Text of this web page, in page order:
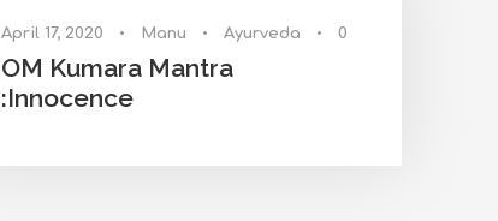
April 17, 2020 • Manu • Ayurveda • 0
OM Kumara Mantra
:Innocence